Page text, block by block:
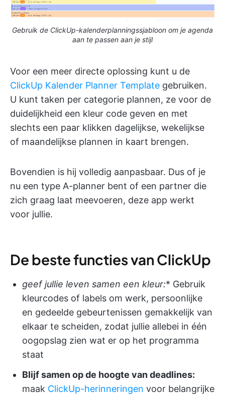
Gebruik de ClickUp-kalenderplanningssjabloon om je agenda
aan te passen aan je stijl
Voor een meer directe oplossing kunt u de
ClickUp Kalender Planner Template gebruiken.
U kunt taken per categorie plannen, ze voor de
duidelijkheid een kleur code geven en met
slechts een paar klikken dagelijkse, wekelijkse
of maandelijkse plannen in kaart brengen.
Bovendien is hij volledig aanpasbaar. Dus of je
nu een type A-planner bent of een partner die
zich graag laat meevoeren, deze app werkt
voor jullie.
De beste functies van ClickUp
geef jullie leven samen een kleur:* Gebruik
kleurcodes of labels om werk, persoonlijke
en gedeelde gebeurtenissen gemakkelijk van
elkaar te scheiden, zodat jullie allebei in één
oogopslag zien wat er op het programma
staat
Blijf samen op de hoogte van deadlines:
maak ClickUp-herinneringen voor belangrijke